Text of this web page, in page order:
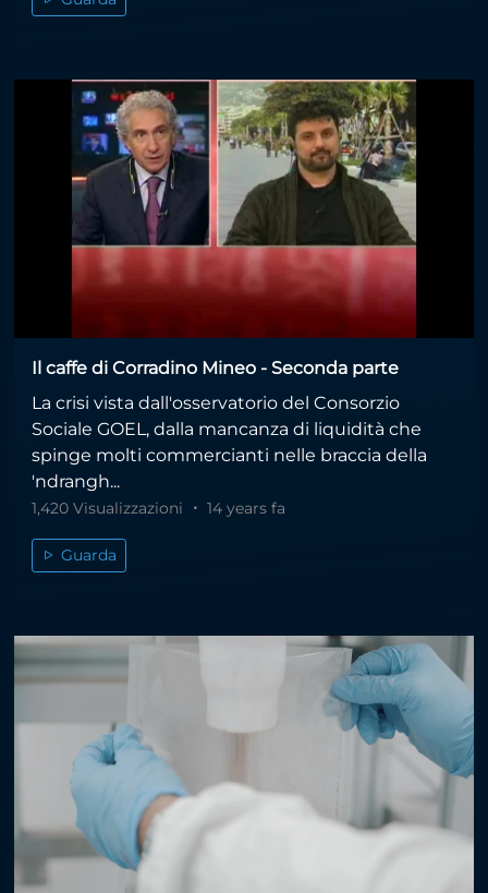
Il caffe di Corradino Mineo - Seconda parte
La crisi vista dall'osservatorio del Consorzio
Sociale GOEL, dalla mancanza di liquidità che
spinge molti commercianti nelle braccia della
'ndrangh...
1,420 Visualizzazioni 14 years fa
Guarda